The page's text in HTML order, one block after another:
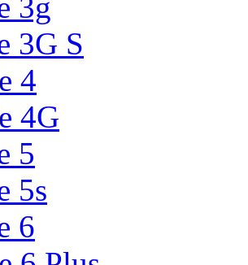
3G S
4
4G
5
5s
6